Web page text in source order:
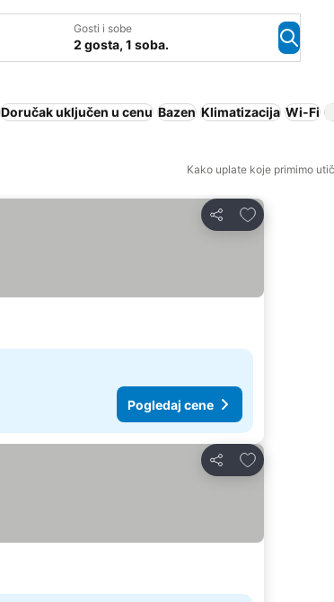
Gosti i sobe
2 gosta, 1 soba.
Doručak uključen u cenu Bazen Klimatizacija Wi-Fi
Kako uplate koje primimo
Deli
Dodati u
Pogledaj cene
Deli
Dodati u